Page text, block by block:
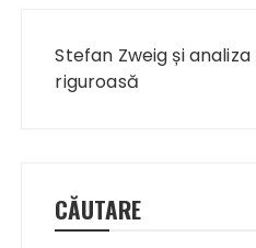
articole
Stefan Zweig și
riguroasă
CĂUTARE